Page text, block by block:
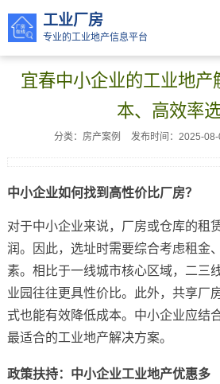
工业厂房
专业的工业地产信息平台
宜春中小企业的工业地产
本、高效率
分类：房产案例 发布时间：2025-08-
中小企业如何找到高性价比厂房？
对于中小企业来说，厂房或仓库的租
润。因此，选址时需要综合考虑租金
素。相比于一线城市核心区域，二三
业园往往更具性价比。此外，共享厂
式也能有效降低成本。中小企业应结
最适合的工业地产解决方案。
政策扶持：中小企业工业地产优惠多